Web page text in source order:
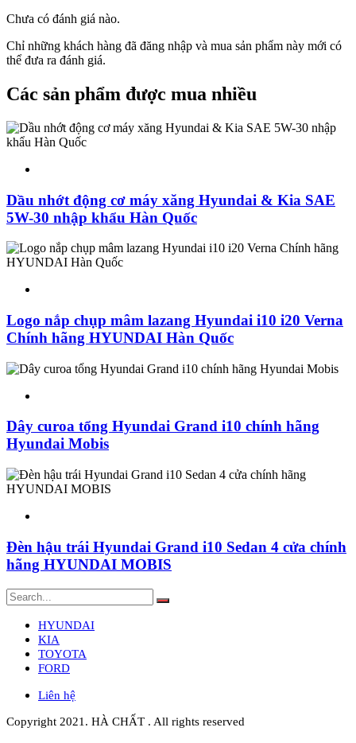
Chưa có đánh giá nào.
Chỉ những khách hàng đã đăng nhập và mua sản phẩm này mới có
thể đưa ra đánh giá.
Các sản phẩm được mua nhiều
Dầu nhớt động cơ máy xăng Hyundai & Kia SAE
5W-30 nhập khẩu Hàn Quốc
Logo nắp chụp mâm lazang Hyundai i10 i20 Verna
Chính hãng HYUNDAI Hàn Quốc
Dây curoa tổng Hyundai Grand i10 chính hãng
Hyundai Mobis
Đèn hậu trái Hyundai Grand i10 Sedan 4 cửa chính
hãng HYUNDAI MOBIS
HYUNDAI
KIA
TOYOTA
FORD
Liên hệ
Copyright 2021. HÀ CHẤT . All rights reserved